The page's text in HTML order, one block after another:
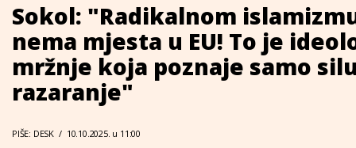
Sokol: "Radikalnom
nema mjesta u EU! To je
mržnje koja poznaje samo
razaranje"
PIŠE: DESK / 10.10.2025. u 11:00